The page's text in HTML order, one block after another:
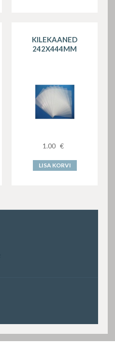
KILEKAANED
242X444MM
1.00 €
LISA KORVI